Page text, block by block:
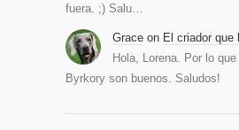
fuera. ;) Salu…
Grace on El criador que
Hola, Lorena. Por lo
Byrkory son buenos. Saludos!